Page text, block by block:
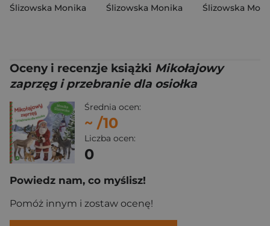
Ślizowska Monika
Ślizowska Monika
Ślizowska
Oceny i recenzje książki Mikołajowy
zaprzęg i przebranie dla osiołka
Średnia ocen:
~ /10
Liczba ocen:
0
Powiedz nam, co myślisz!
Pomóż innym i zostaw ocenę!